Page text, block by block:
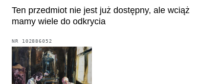
Ten przedmiot nie jest już dostępny, ale wciąż
mamy wiele do odkrycia
NR 102886052